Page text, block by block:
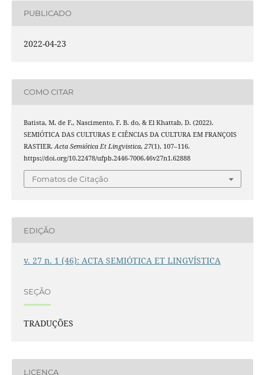
PUBLICADO
2022-04-23
COMO CITAR
Batista, M. de F., Nascimento, F. B. do, & El Khattab, D. (2022).
SEMIÓTICA DAS CULTURAS E CIÊNCIAS DA CULTURA EM FRANÇOIS
RASTIER.Acta Semiótica Et Lingvistica, 27(1), 107–116.
https://doi.org/10.22478/ufpb.2446-7006.46v27n1.62888
Fomatos de Citação
EDIÇÃO
v. 27 n. 1 (46): ACTA SEMIÓTICA ET LINGVÍSTICA
SEÇÃO
TRADUÇÕES
LICENÇA